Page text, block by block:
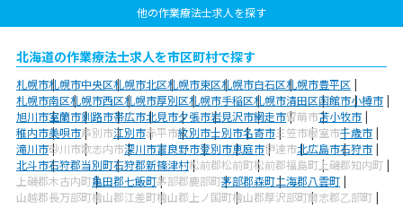
他の作業療法士求人を探す
北海道の作業療法士求人を市区町村で探す
札幌市札幌市中央区札幌市北区札幌市東区札幌市白石区札幌市豊平区
札幌市南区札幌市西区札幌市厚別区札幌市手稲区札幌市清田区函館市小樽市
旭川市室蘭市釧路市帯広市北見市夕張市岩見沢市網走市留萌市苫小牧市
稚内市美唄市芦別市江別市赤平市紋別市士別市名寄市三笠市根室市千歳市
滝川市砂川市歌志内市深川市富良野市登別市恵庭市伊達市北広島市石狩市
北斗市石狩郡当別町石狩郡新篠津村松前郡松前町松前郡福島町 上磯郡知内町
上磯郡木古内町亀田郡七飯町茅部郡鹿部町茅部郡森町二海郡八雲町
山越郡長万部町檜山郡江差町檜山郡上ノ国町檜山郡厚沢部町爾志郡乙部町